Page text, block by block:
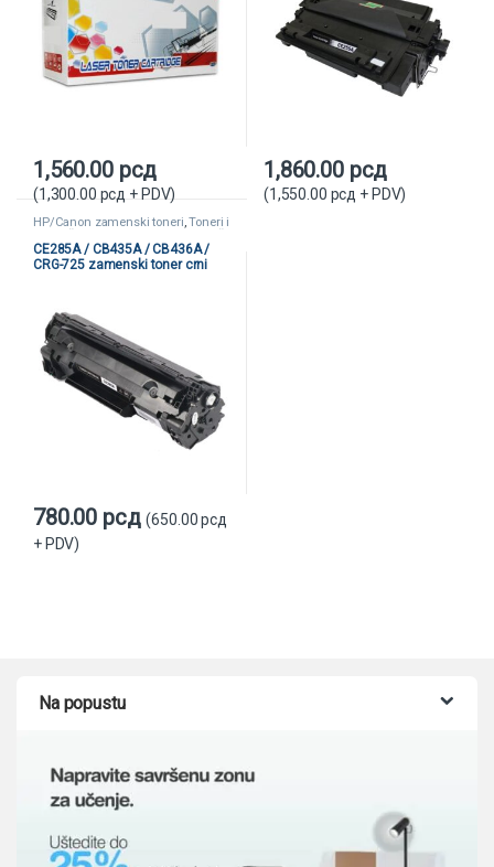
1,560.00 рсд
(1,300.00 рсд + PDV)
1,860.00 рсд
(1,550.00 рсд + PDV)
HP/Canon zamenski toneri,Toneri i
kertridži
Zamenski toneri i kertridži
CE285A / CB435A / CB436A /
CRG-725 zamenski toner crni
780.00 рсд (650.00рсд
+ PDV)
Na popustu